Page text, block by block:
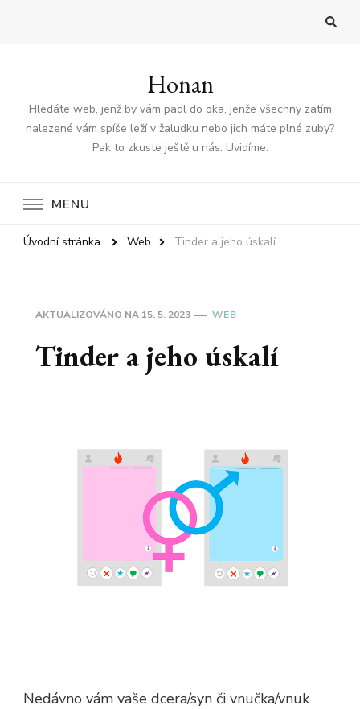
Honan
Hledáte web, jenž by vám padl do oka, jenže všechny zatím
nalezené vám spíše leží v žaludku nebo jich máte plné zuby?
Pak to zkuste ještě u nás. Uvidíme.
MENU
Úvodní stránka Web Tinder a jeho úskalí
AKTUALIZOVÁNO NA 15. 5. 2023 WEB
Tinder a jeho úskalí
Nedávno vám vaše dcera/syn či vnučka/vnuk